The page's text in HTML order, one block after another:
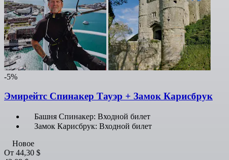
-5%
Эмирейтс Спинакер Тауэр + Замок Карисбрук
Башня Спинакер: Входной билет
Замок Карисбрук: Входной билет
Новое
От 44,30 $